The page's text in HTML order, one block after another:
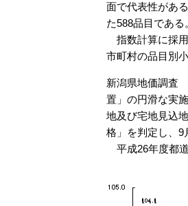
面で代表性があ
た588品目である。
指数計算に採用
市町村の品目別
新潟県地価調査
置」の円滑な実
地及び宅地見込
格」を判定し、9
平成26年度都道